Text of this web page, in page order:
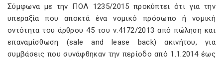
Σύμφωνα με την ΠΟΛ 1235/2015 προκύπτει ότι για την
υπεραξία που αποκτά ένα νομικό πρόσωπο ή νομική
οντότητα του άρθρου 45 του ν.4172/2013 από πώληση και
επαναμίσθωση (sale and lease back) ακινήτου, για
συμβάσεις που συνάφθηκαν την περίοδο από 1.1.2014 έως